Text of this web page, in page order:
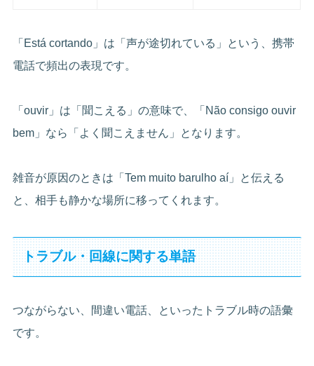
「Está cortando」は「声が途切れている」という、携帯
電話で頻出の表現です。
「ouvir」は「聞こえる」の意味で、「Não consigo ouvir
bem」なら「よく聞こえません」となります。
雑音が原因のときは「Tem muito barulho aí」と伝える
と、相手も静かな場所に移ってくれます。
トラブル・回線に関する単語
つながらない、間違い電話、といったトラブル時の語彙
です。